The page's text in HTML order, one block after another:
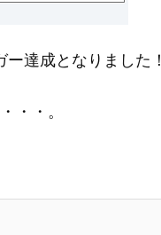
達成となりました！
・・。